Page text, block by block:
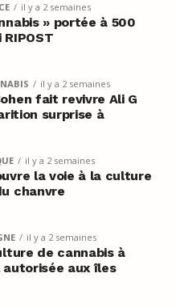
il y a 2 semaines
» portée à 500
il y a 2 semaines
fait revivre Ali G
surprise à
il y a 2 semaines
la voie à la culture
chanvre
il y a 2 semaines
de cannabis à
autorisée aux îles